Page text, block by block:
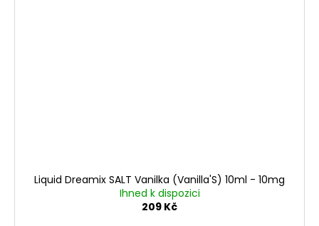
Liquid Dreamix SALT Vanilka (Vanilla'S) 10ml - 10mg
Ihned k dispozici
209 Kč